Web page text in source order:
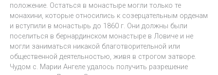
положение. Остаться в монастыре могли только те
монахини, которые относились к созерцательным орденам
и вступили в монастырь до 1860 г. Они должны были
поселиться в бернардинском монастыре в Ловиче и не
могли заниматься никакой благотворительной или
общественной деятельностью, живя в строгом затворе.
Чудом с. Марии Ангеле удалось получить разрешение